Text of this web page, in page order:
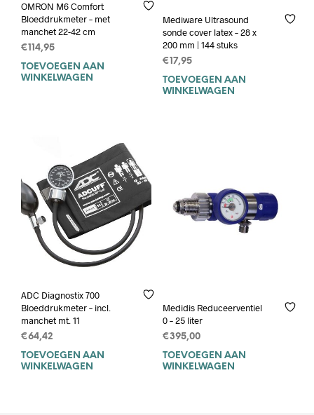
OMRON M6 Comfort
Bloeddrukmeter – met
manchet 22-42 cm
€ 114,95
TOEVOEGEN AAN
WINKELWAGEN
Mediware Ultrasound
sonde cover latex – 28 x
200 mm | 144 stuks
€17,95
TOEVOEGEN AAN
WINKELWAGEN
ADC Diagnostix 700
Bloeddrukmeter – incl.
manchet mt. 11
€64,42
TOEVOEGEN AAN
WINKELWAGEN
Medidis Reduceerventiel
0 – 25 liter
€395,00
TOEVOEGEN AAN
WINKELWAGEN